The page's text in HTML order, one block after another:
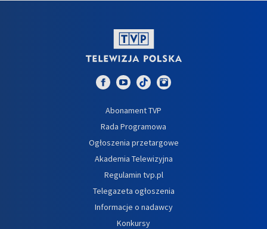
Abonament TVP
Rada Programowa
Ogłoszenia przetargowe
Akademia Telewizyjna
Regulamin tvp.pl
Telegazeta ogłoszenia
Informacje o nadawcy
Konkursy